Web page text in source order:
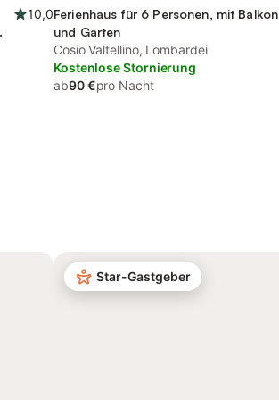
10,0Ferienhaus für 6 Personen, mit Balkon
und Garten
Cosio Valtellino, Lombardei
Kostenlose Stornierung
ab90 €pro Nacht
Star-Gastgeber